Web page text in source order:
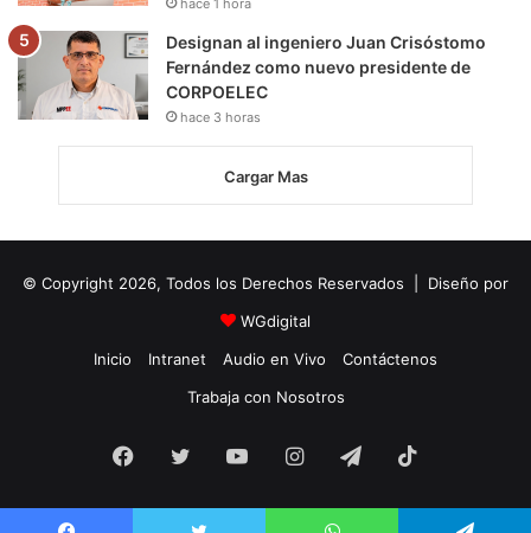
Designan al ingeniero Juan Crisóstomo
Fernández como nuevo presidente de
CORPOELEC
hace 3 horas
Cargar Mas
© Copyright 2026, Todos los Derechos Reservados | Diseño por
WGdigital
Inicio
Intranet Audio en Vivo
Contáctenos
Trabaja con Nosotros
Facebook
Twitter YouTubeInstagramTelegram